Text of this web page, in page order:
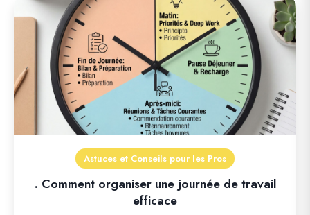
Astuces et Conseils pour les Pros
. Comment organiser une journée de travail
efficace